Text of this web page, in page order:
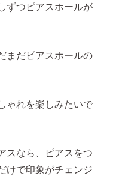
ずつピアスホールが
まだピアスホールの
ゃれを楽しみたいで
スなら、ピアスをつ
けで印象がチェンジ